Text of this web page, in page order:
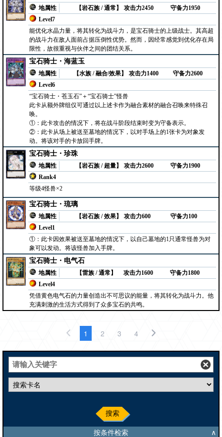
地属性
【岩石族 / 通常】
Level7
攻击力2450 守备力1950
能优化水晶力量，将其转化为战斗力，是宝石骑士的上级战士。其高超
的战斗力在敌人面前占据压倒性优势。然而，因经常感觉到优化存在局
限性，故很重视与伙伴之间的团结关系。
宝石骑士・海蓝玉
地属性
【水族 / 融合/效果】
Level6
攻击力1400 守备力2600
“宝石骑士・苍玉石”＋“宝石骑士”怪兽
此卡从额外牌组仅可通过以上述卡作为融合素材的融合召唤来特殊召
唤。
①：此卡攻击的情况下，将在战斗阶段结束时变为守备表示。
②：此卡从场上被送至墓地的情况下，以对手场上的1张卡为对象发
动。将该对手的卡放回手牌。
宝石骑士・珍珠
地属性
【岩石族 / 超量】
Rank4
攻击力2600 守备力1900
等级4怪兽×2
宝石骑士・琉璃
地属性
【岩石族 / 效果】
Level1
攻击力600 守备力100
①：此卡因效果被送至墓地的情况下，以自己墓地的1只通常怪兽为对
象可以发动。将该怪兽加入手牌。
宝石骑士・电气石
地属性
【雷族 / 通常】
Level4
攻击力1600 守备力1800
凭借黄色电气石的力量创造出不可思议的能量，将其转化为战斗力。他
充满刺激的生活方式得到了众多宝石的共鸣。
1 2 3 4
搜索
按条件检索 ∧